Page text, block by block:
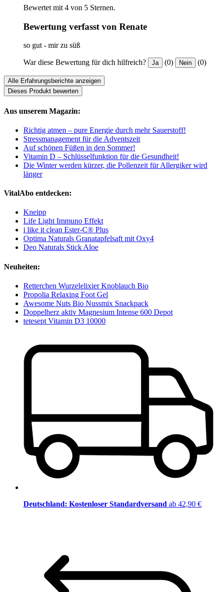
Bewertet mit 4 von 5 Sternen.
Bewertung verfasst von Renate
so gut - mir zu süß
War diese Bewertung für dich hilfreich? Ja (0) Nein (0)
Alle Erfahrungsberichte anzeigen
Dieses Produkt bewerten
Aus unserem Magazin:
Richtig atmen – pure Energie durch mehr Sauerstoff!
Stressmanagement für die Adventszeit
Auf schönen Füßen in den Sommer!
Vitamin D – Schlüsselfunktion für die Gesundheit!
Die Winter werden kürzer, die Pollenzeit für Allergiker wird
länger
VitalAbo entdecken:
Kneipp
Life Light Immuno Effekt
i like it clean Ester-C® Plus
Optima Naturals Granatapfelsaft mit Oxy4
Deo Naturals Stick Aloe
Neuheiten:
Retterchen Wurzelelixier Knoblauch Bio
Propolia Relaxing Foot Gel
Awesome Nuts Bio Nussmix Snackpack
Doppelherz aktiv Magnesium Intense 600 Depot
tetesept Vitamin D3 10000
Deutschland: Kostenloser Standardversand ab 42,90 €